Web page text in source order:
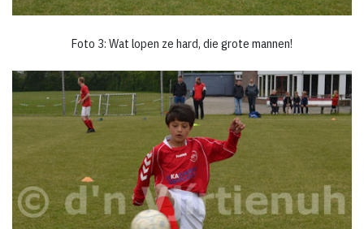
Foto 3: Wat lopen ze hard, die grote mannen!